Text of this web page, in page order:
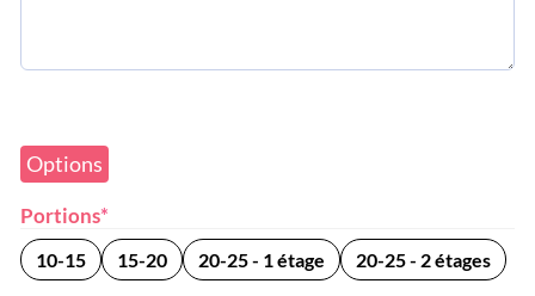
Options
Portions*
10-15 15-20 20-25 - 1 étage 20-25 - 2 étages